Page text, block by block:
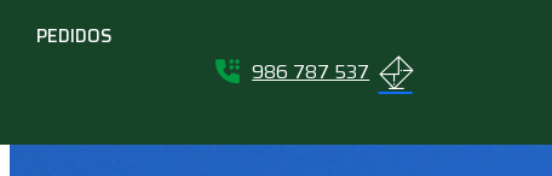
PEDIDOS
986 787 537